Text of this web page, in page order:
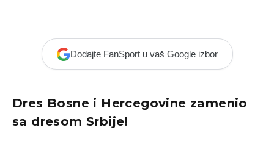
Dodajte FanSport u vaš Google izbor
Dres Bosne i Hercegovine zamenio
sa dresom Srbije!